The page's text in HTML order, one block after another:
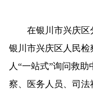
在银川市兴庆区
银川市兴庆区人民
人“一站式”询问救
察、医务人员、司